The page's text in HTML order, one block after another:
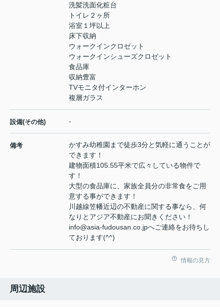
洗髪洗面化粧台
トイレ２ヶ所
浴室１坪以上
床下収納
ウォークインクロゼット
ウォークインシューズクロゼット
食品庫
収納豊富
TVモニタ付インターホン
複層ガラス
設備(その他) -
備考
かすみ幼稚園まで徒歩3分と気軽に通うことが
できます！
建物面積105.55平米で広々している物件で
す！
大型の食品庫に、家族全員分の非常食をご用
意する事ができます！
川越線笠幡近辺の不動産に関する事なら、何
なりとアジア不動産にお聞きください！
info@asia-fudousan.co.jpへご連絡をお待ちし
ております(^^)
情報の見方
周辺施設